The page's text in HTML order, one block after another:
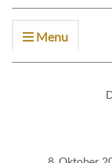
Menu